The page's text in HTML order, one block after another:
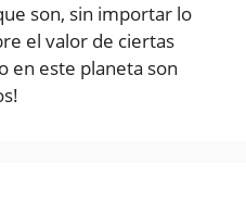
son, sin importar lo
el valor de ciertas
en este planeta son